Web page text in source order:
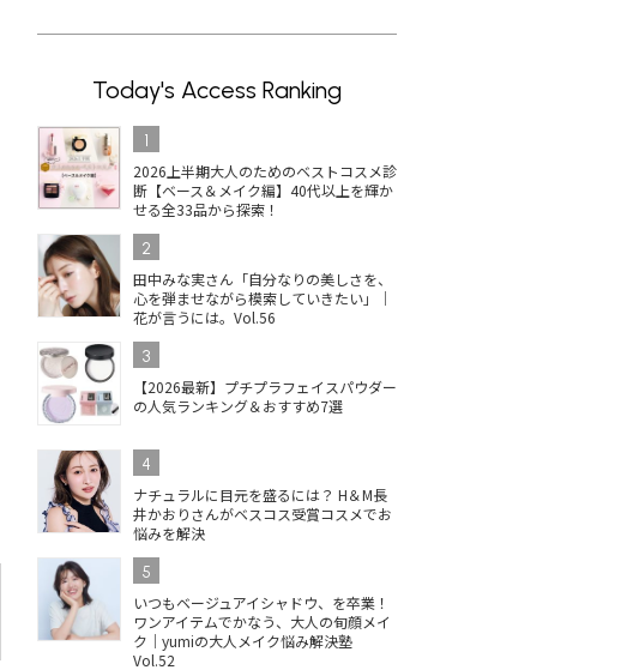
Today's Access Ranking
1
2026上半期大人のためのベストコスメ診
断【ベース＆メイク編】40代以上を輝か
せる全33品から探索！
2
田中みな実さん「自分なりの美しさを、
心を弾ませながら模索していきたい」｜
花が言うには。Vol.56
3
【2026最新】プチプラフェイスパウダー
の人気ランキング＆おすすめ7選
4
ナチュラルに目元を盛るには？ H＆M長
井かおりさんがベスコス受賞コスメでお
悩みを解決
5
いつもベージュアイシャドウ、を卒業！
ワンアイテムでかなう、大人の旬顔メイ
ク｜yumiの大人メイク悩み解決塾
Vol.52